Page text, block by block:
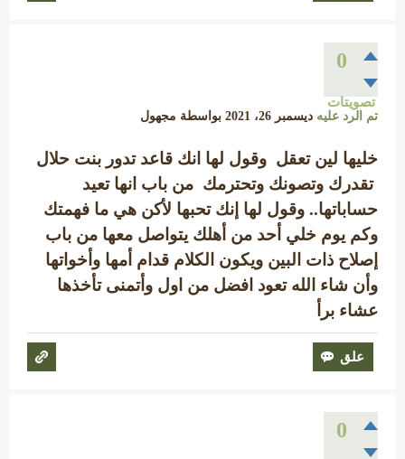
0
تصويتات
تم الرد عليه ديسمبر 26، 2021 بواسطة مجهول
خليها لين تعقل وقول لها انك قاعد تدور بنت حلال
تقدرك وتصونك وتحترمك من باب انها تعيد
حساباتها.. وقول لها إنك تحبها لأكن هي ما فهمتك
وكم يوم خلي أحد من أهلك يتواصل معها من باب
إصلاح ذات البين ويكون الكلام قدام أمها وأخواتها
وأن شاء الله تعود افضل من اول وأتمنى تأخذها
عشاء برأ
0